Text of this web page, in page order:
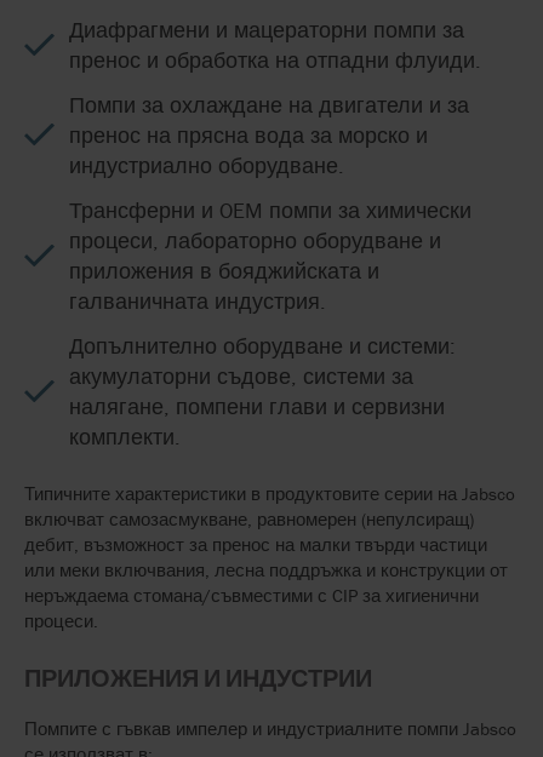
Диафрагмени и мацераторни помпи за
пренос и обработка на отпадни флуиди.
Помпи за охлаждане на двигатели и за
пренос на прясна вода за морско и
индустриално оборудване.
Трансферни и OEM помпи за химически
процеси, лабораторно оборудване и
приложения в бояджийската и
галваничната индустрия.
Допълнително оборудване и системи:
акумулаторни съдове, системи за
налягане, помпени глави и сервизни
комплекти.
Типичните характеристики в продуктовите серии на Jabsco
включват самозасмукване, равномерен (непулсиращ)
дебит, възможност за пренос на малки твърди частици
или меки включвания, лесна поддръжка и конструкции от
неръждаема стомана/съвместими с CIP за хигиенични
процеси.
ПРИЛОЖЕНИЯ И ИНДУСТРИИ
Помпите с гъвкав импелер и индустриалните помпи Jabsco